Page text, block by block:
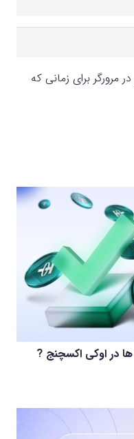
مرورگر برای زمانی که
ها در اوکی اکسچنج ?